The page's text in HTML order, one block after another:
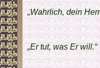
„Wahrlich, dein
„Er tut, was Er will.“